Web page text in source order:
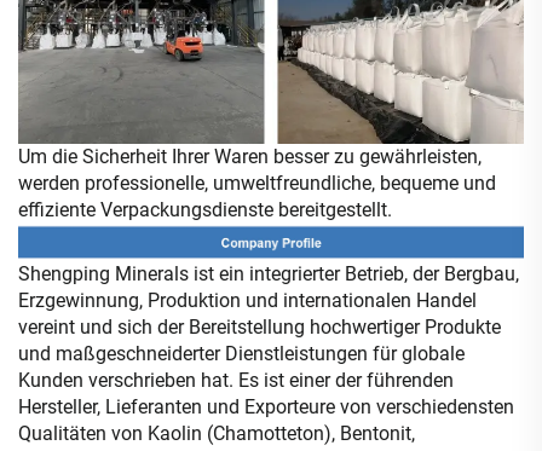
Um die Sicherheit Ihrer Waren besser zu gewährleisten,
werden professionelle, umweltfreundliche, bequeme und
effiziente Verpackungsdienste bereitgestellt.
Shengping Minerals ist ein integrierter Betrieb, der Bergbau,
Erzgewinnung, Produktion und internationalen Handel
vereint und sich der Bereitstellung hochwertiger Produkte
und maßgeschneiderter Dienstleistungen für globale
Kunden verschrieben hat. Es ist einer der führenden
Hersteller, Lieferanten und Exporteure von verschiedensten
Qualitäten von Kaolin (Chamotteton), Bentonit,